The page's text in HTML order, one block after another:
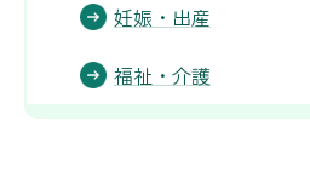
妊娠・出産
福祉・介護